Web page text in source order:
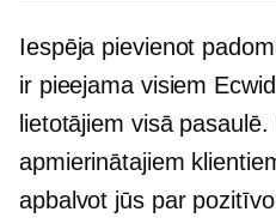
Iespēja pievienot
ir pieejama visiem Ecwid
lietotājiem visā
apmierinātajiem
apbalvot jūs par